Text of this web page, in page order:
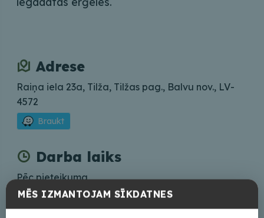
Adrese
Raiņa iela 23a, Tilža, Tilžas pag., Balvu nov., LV-
4572
Braukt
Darba laiks
Pēc pieteikuma
MĒS IZMANTOJAM SĪKDATNES